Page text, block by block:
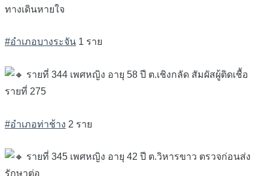
ทางเดินหายใจ
#อำเภอบางระจัน 1 ราย
รายที่ 344 เพศหญิง อายุ 58 ปี ต.เชิงกลัด สัมผัสผู้ติดเชื้อ
รายที่ 275
#อำเภอท่าช้าง 2 ราย
รายที่ 345 เพศหญิง อายุ 42 ปี ต.วิหารขาว ตรวจก่อนส่ง
รักษาต่อ